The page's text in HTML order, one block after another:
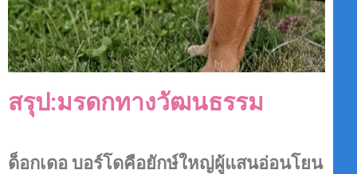
สรุป:มรดกทางวัฒนธรรม
ด็อกเดอ บอร์โดคือยักษ์ใหญ่ผู้แสนอ่อนโยน